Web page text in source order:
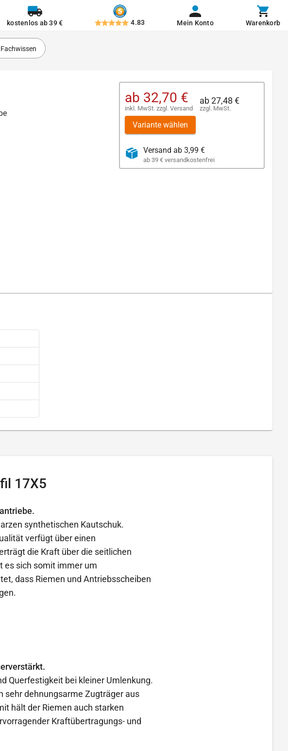
kostenlos ab 39 € 4.83 Mein Konto Warenkorb
Fachwissen
ab 32,70 €
inkl. MwSt. zzgl. Versand
ab27,48 €
zzgl. MwSt.
Variante wählen
Versand ab 3,99 €
ab 39 € versandkostenfrei
17X5
synthetischen Kautschuk.
verfügt über einen
die Kraft über die seitlichen
es sich somit immer um
dass Riemen und Antriebsscheiben
Querfestigkeit bei kleiner Umlenkung.
sehr dehnungsarme Zugträger aus
hält der Riemen auch starken
Kraftübertragungs- und